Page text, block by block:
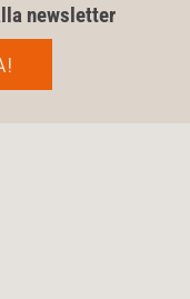
newsletter